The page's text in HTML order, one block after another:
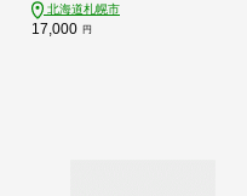
北海道札幌市
17,000 円